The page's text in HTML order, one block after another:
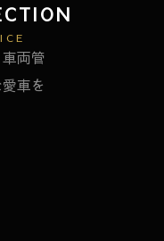
両管
車を